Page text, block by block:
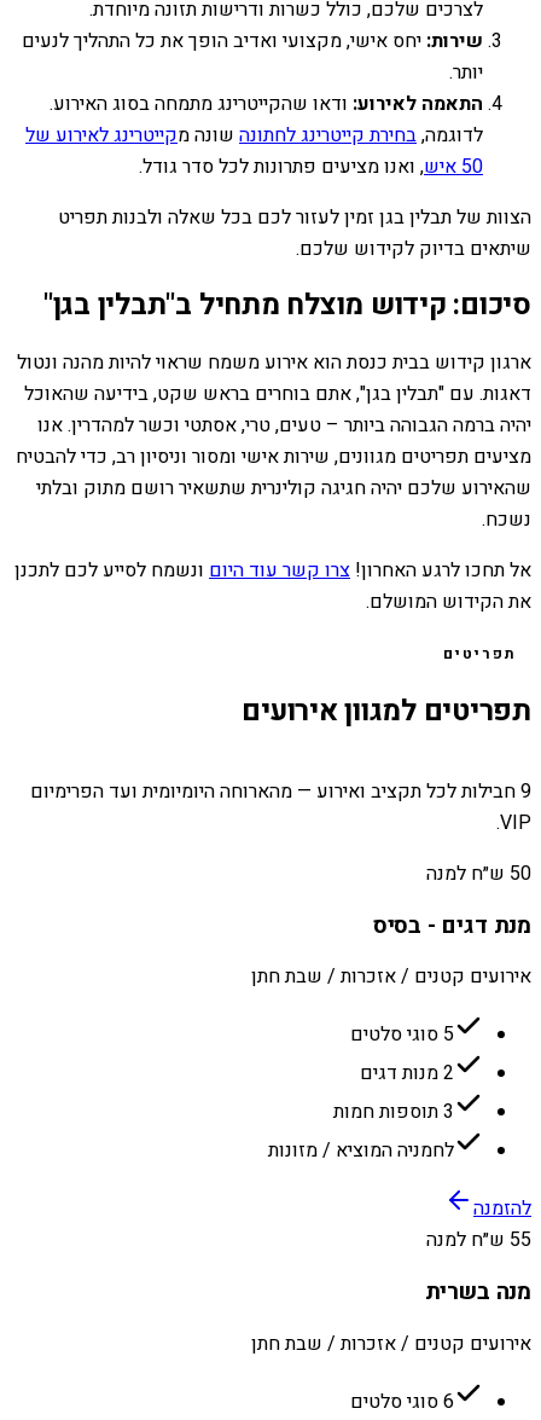
לצרכים שלכם, כולל כשרות ודרישות תזונה מיוחדת.
שירות: יחס אישי, מקצועי ואדיב הופך את כל התהליך לנעים
יותר.
התאמה לאירוע: ודאו שהקייטרינג מתמחה בסוג האירוע.
לדוגמה,בחירת קייטרינג לחתונה שונה מקייטרינג לאירוע של
50 איש
, ואנו מציעים פתרונות לכל סדר גודל.
הצוות של תבלין בגן זמין לעזור לכם בכל שאלה ולבנות תפריט
שיתאים בדיוק לקידוש שלכם.
סיכום: קידוש מוצלח מתחיל ב"תבלין בגן"
ארגון קידוש בבית כנסת הוא אירוע משמח שראוי להיות מהנה ונטול
דאגות. עם "תבלין בגן", אתם בוחרים בראש שקט, בידיעה שהאוכל
יהיה ברמה הגבוהה ביותר – טעים, טרי, אסתטי וכשר למהדרין. אנו
מציעים תפריטים מגוונים, שירות אישי ומסור וניסיון רב, כדי להבטיח
שהאירוע שלכם יהיה חגיגה קולינרית שתשאיר רושם מתוק ובלתי
נשכח.
אל תחכו לרגע האחרון! צרו קשר עוד היום ונשמח לסייע לכם לתכנן
את הקידוש המושלם.
תפריטים
תפריטים למגוון אירועים
9 חבילות לכל תקציב ואירוע — מהארוחה היומיומית ועד הפרימיום
VIP.
50 ש״ח למנה
מנת דגים - בסיס
אירועים קטנים / אזכרות / שבת חתן
5 סוגי סלטים
2 מנות דגים
3 תוספות חמות
לחמניה המוציא / מזונות
להזמנה
55 ש״ח למנה
מנה בשרית
אירועים קטנים / אזכרות / שבת חתן
6 סוגי סלטים